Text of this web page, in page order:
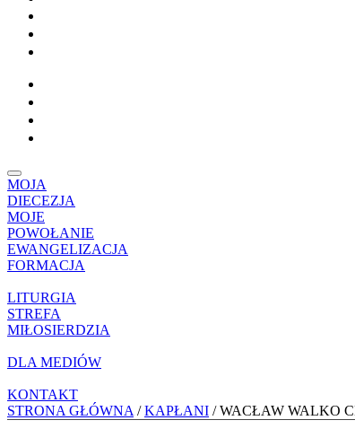
MOJA
DIECEZJA
MOJE
POWOŁANIE
EWANGELIZACJA
FORMACJA
LITURGIA
STREFA
MIŁOSIERDZIA
DLA MEDIÓW
KONTAKT
STRONA GŁÓWNA /KAPŁANI / WACŁAW WALKO